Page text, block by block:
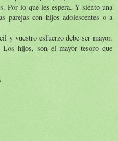
Por lo que les espera. Y siento una
parejas con hijos adolescentes o a
y vuestro esfuerzo debe ser mayor.
Los hijos, son el mayor tesoro que